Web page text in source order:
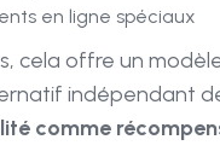
en ligne spéciaux
cela offre un
indépendant
comme